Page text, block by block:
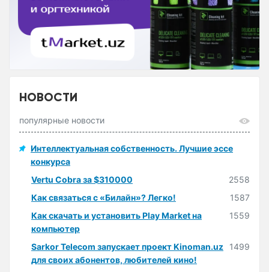
НОВОСТИ
популярные новости
Интеллектуальная собственность. Лучшие эссе
конкурса
Vertu Cobra за $310000
2558
Как связаться с «Билайн»? Легко!
1587
Как скачать и установить Play Market на
компьютер
1559
Sarkor Telecom запускает проект Kinoman.uz
для своих абонентов, любителей кино!
1499